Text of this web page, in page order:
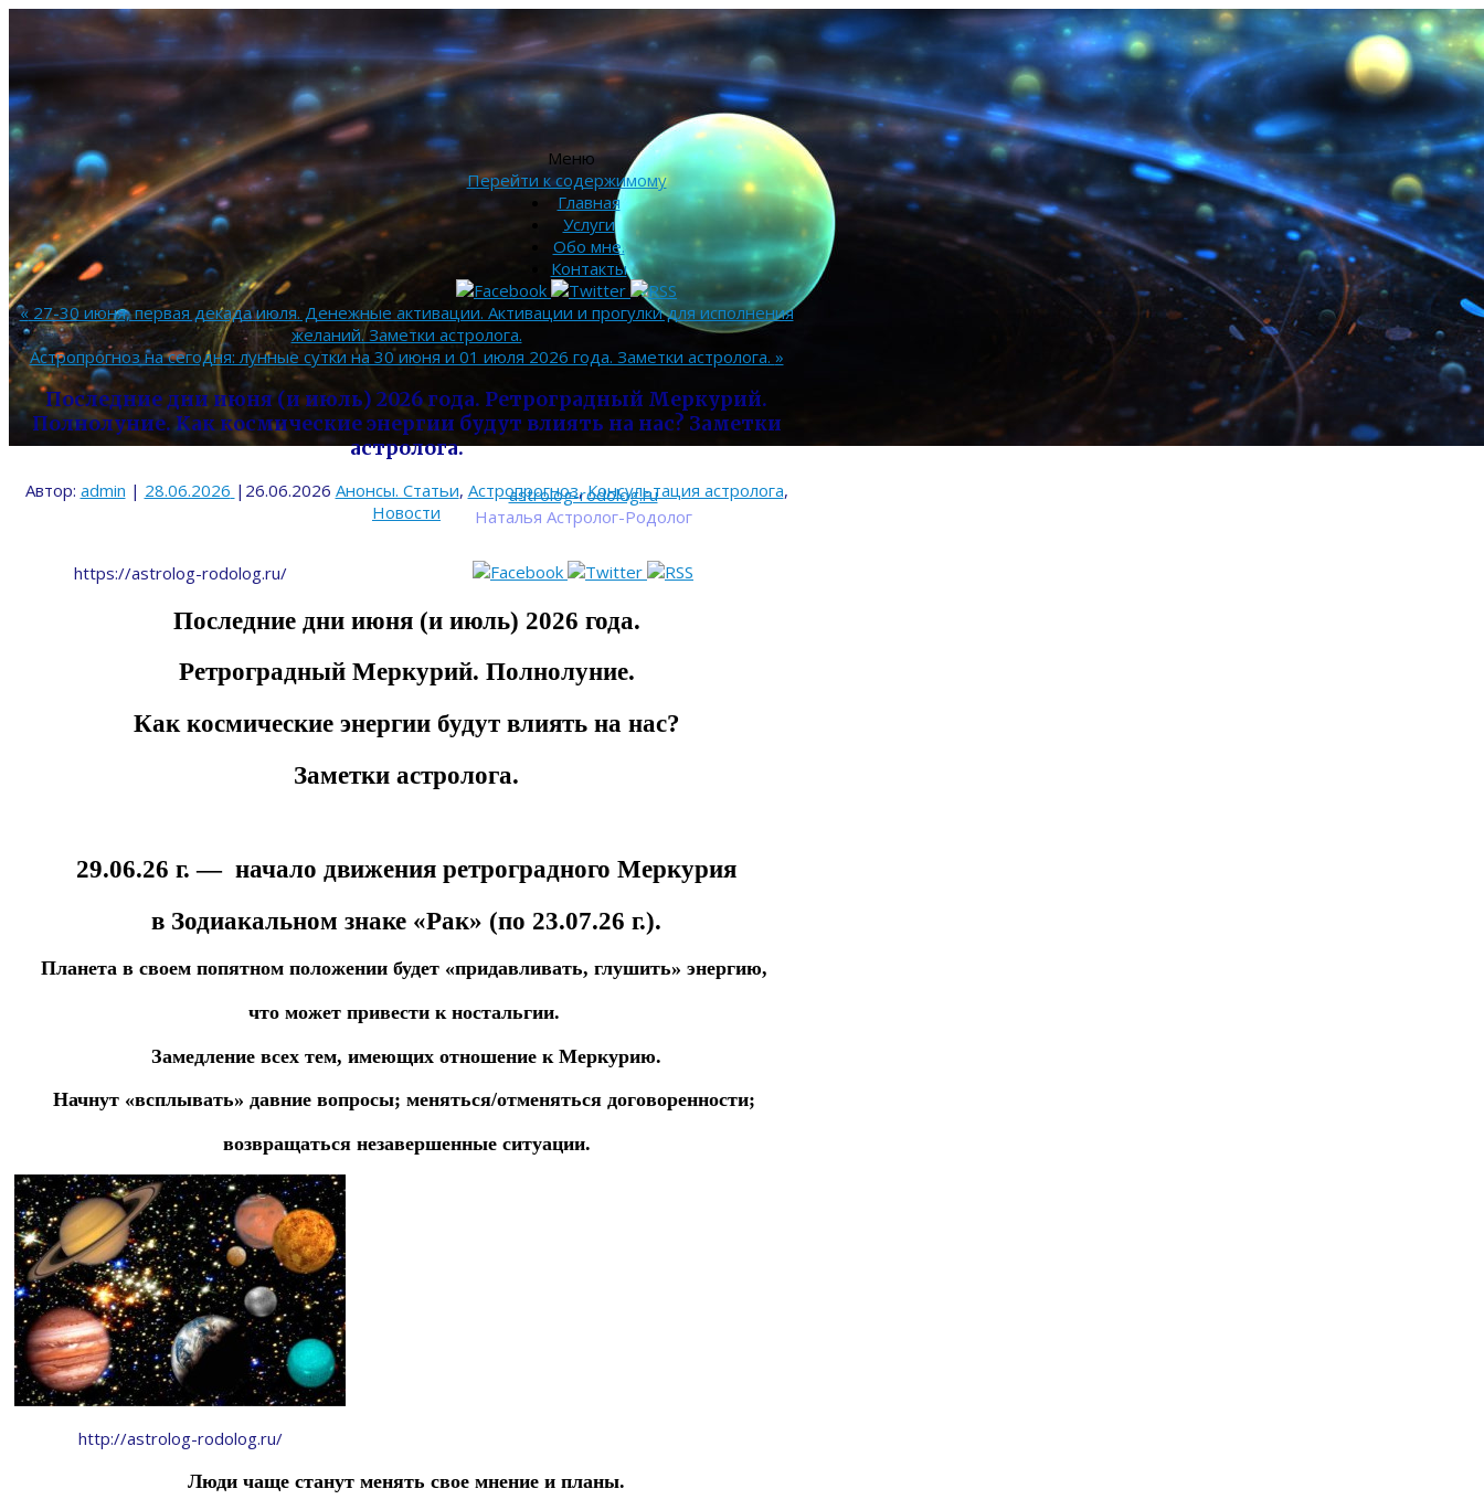
astrolog-rodolog.ru
Наталья Астролог-Родолог
Меню
Перейти к содержимому
Главная
Услуги
Обо мне.
Контакты
«27-30 июня, первая декада июля. Денежные активации. Активации и прогулки для исполнения
желаний. Заметки астролога.
Астропрогноз на сегодня: лунные сутки на 30 июня и 01 июля 2026 года. Заметки астролога. »
Последние дни июня (и июль) 2026 года. Ретроградный Меркурий.
Полнолуние. Как космические энергии будут влиять на нас? Заметки
астролога.
Автор: admin | 28.06.2026 | 26.06.2026 Анонсы. Статьи, Астропрогноз,Консультация астролога,
Новости
https://astrolog-rodolog.ru/
Последние дни июня (и июль) 2026 года.
Ретроградный Меркурий. Полнолуние.
Как космические энергии будут влиять на нас?
Заметки астролога.
29.06.26 г. — начало движения ретроградного Меркурия
в Зодиакальном знаке «Рак» (по 23.07.26 г.).
Планета в своем попятном положении будет «придавливать, глушить» энергию,
что может привести к ностальгии.
Замедление всех тем, имеющих отношение к Меркурию.
Начнут «всплывать» давние вопросы; меняться/отменяться договоренности;
возвращаться незавершенные ситуации.
http://astrolog-rodolog.ru/
Люди чаще станут менять свое мнение и планы.